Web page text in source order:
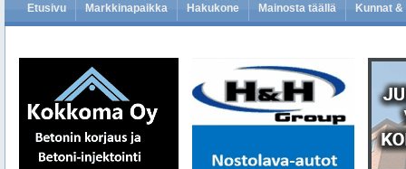
Etusivu Markkinapaikka Hakukone Mainosta täällä Kunnat